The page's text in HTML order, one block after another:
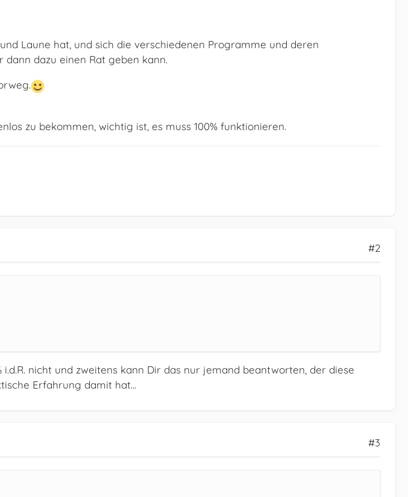
Laune hat, und sich die verschiedenen Programme und deren
dazu einen Rat geben kann.
zu bekommen, wichtig ist, es muss 100% funktionieren.
#2
nicht und zweitens kann Dir das nur jemand beantworten, der diese
Erfahrung damit hat...
#3